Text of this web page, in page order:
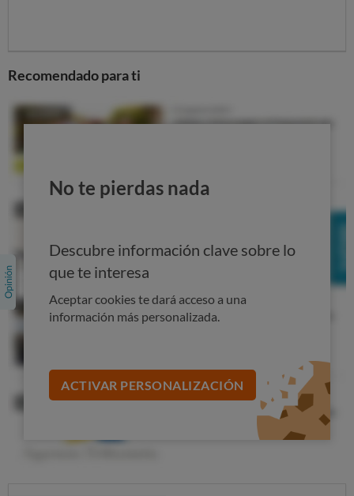
haya desaparecido. Por ejemplo, genera ansiedad
siempre que se entra en contacto con arañas, pájaros
o ascensores, e incluso solo con pensar en ello.
necesarios para afrontar la situación, e incluso
interfiere en su día a día. La angustia por ver una
Decálogo para afrontar la ansiedad
Recomendado para ti
No te pierdas nada
Descubre información clave sobre lo
que te interesa
Aceptar cookies te dará acceso a una
información más personalizada.
ACTIVAR PERSONALIZACIÓN